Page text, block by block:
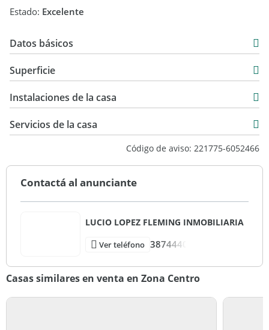
Estado: Excelente
Datos básicos
Venta
USD 300.000
Superficie
1.000 m2
Instalaciones de la casa
Servicios de la casa
Código de aviso: 221775-6052466
Contactá al anunciante
LUCIO LOPEZ FLEMING INMOBILIARIA
Ver teléfono 3874440
Casas similares en venta en Zona Centro